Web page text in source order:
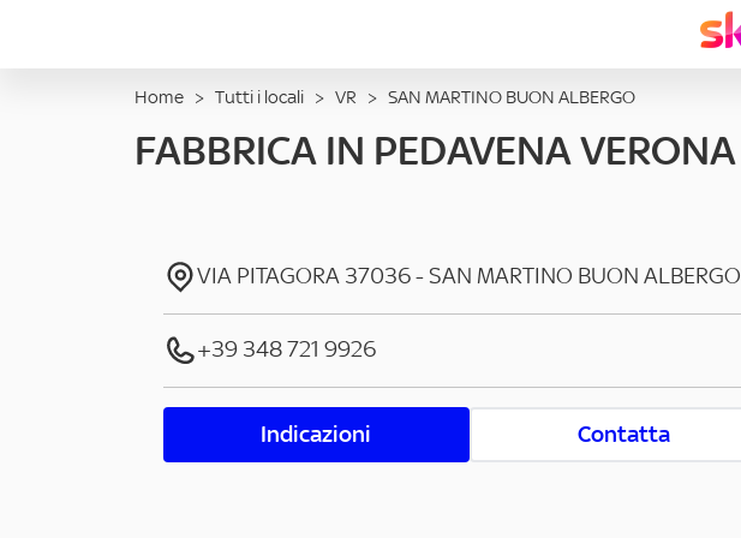
Home > Tutti i locali > VR > SAN MARTINO BUON ALBERGO
FABBRICA IN PEDAVENA VERONA
VIA PITAGORA 37036- SAN MARTINO BUON ALBERGO
+39 348 721 9926
Indicazioni Contatta